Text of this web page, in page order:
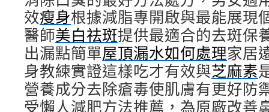
效瘦身根據減脂專開啟與最能展現
醫師美白祛斑提供最適合的去斑保
出漏點簡單屋頂漏水如何處理家居
身教練實證這樣吃才有效與芝麻素
營養成分去除瘡毒使肌膚有更好防
受懶人減肥方法推薦，為原廠改善